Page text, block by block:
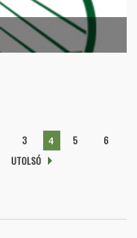
3 4 5
6
UTOLSÓ